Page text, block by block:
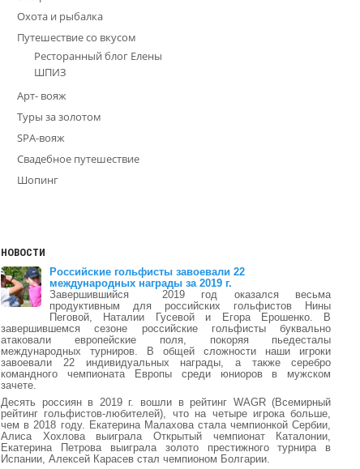
Охота и рыбалка
Путешествие со вкусом
Ресторанный блог Елены
ШПИЗ
Арт- вояж
Туры за золотом
SPA-вояж
Свадебное путешествие
Шопинг
НОВОСТИ
Российские гольфисты завоевали 22
международных награды за 2019 г.
Завершившийся 2019 год оказался весьма
продуктивным для российских гольфистов Нины
Пеговой, Наталии Гусевой и Егора Ерошенко. В
завершившемся сезоне российские гольфисты буквально
атаковали европейские поля, покоряя пьедесталы
международных турниров. В общей сложности наши игроки
завоевали 22 индивидуальных награды, а также серебро
командного чемпионата Европы среди юниоров в мужском
зачете.
Десять россиян в 2019 г. вошли в рейтинг WAGR (Всемирный
рейтинг гольфистов-любителей), что на четыре игрока больше,
чем в 2018 году. Екатерина Малахова стала чемпионкой Сербии,
Алиса Хохлова выиграла Открытый чемпионат Каталонии,
Екатерина Петрова выиграла золото престижного турнира в
Испании, Алексей Карасев стал чемпионом Болгарии.